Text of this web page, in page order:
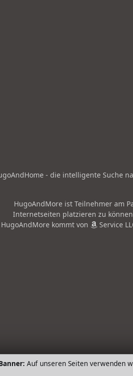
Auf unseren Seiten verwenden
- die intelligente Suche
HugoAndMore ist Teilnehmer am
Internetseiten platzieren zu
HugoAndMore kommt von
Service